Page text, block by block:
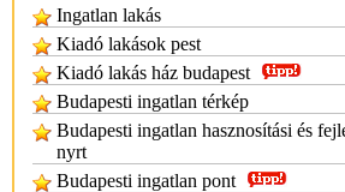
Ingatlan lakás
Kiadó lakások pest
Kiadó lakás ház budapest
Budapesti ingatlan térkép
Budapesti ingatlan hasznosítási és
nyrt
Budapesti ingatlan pont